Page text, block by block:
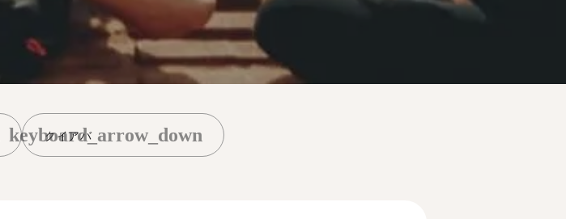
クイアバ
keyboard_arrow_down